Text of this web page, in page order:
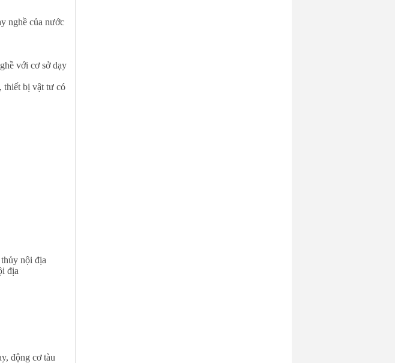
nghề của nước
với cơ sở dạy
thiết bị vật tư có
nội địa
địa
động cơ tàu